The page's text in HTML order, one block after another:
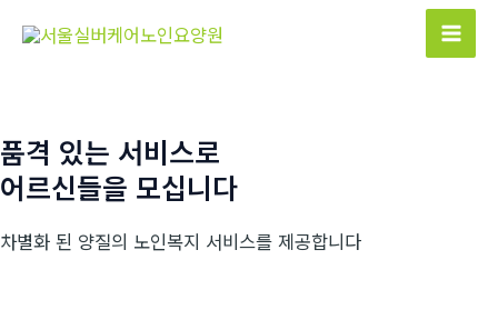
건
너
뛰
Main
품격 있는 서비스로
어르신들을 모십니다
차별화 된 양질의 노인복지 서비스를 제공합니다